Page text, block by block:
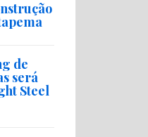
de
será
Steel